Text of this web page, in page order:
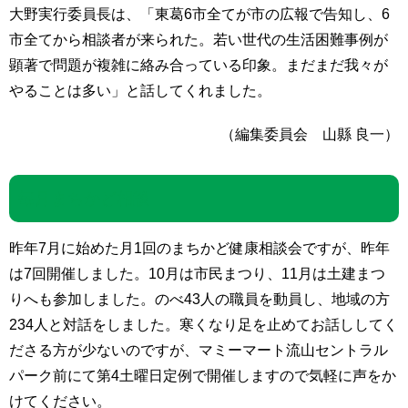
大野実行委員長は、「東葛6市全てが市の広報で告知し、6
市全てから相談者が来られた。若い世代の生活困難事例が
顕著で問題が複雑に絡み合っている印象。まだまだ我々が
やることは多い」と話してくれました。
（編集委員会 山縣 良一）
昨年7月に始めた月1回のまちかど健康相談会ですが、昨年
は7回開催しました。10月は市民まつり、11月は土建まつ
りへも参加しました。のべ43人の職員を動員し、地域の方
234人と対話をしました。寒くなり足を止めてお話ししてく
ださる方が少ないのですが、マミーマート流山セントラル
パーク前にて第4土曜日定例で開催しますので気軽に声をか
けてください。